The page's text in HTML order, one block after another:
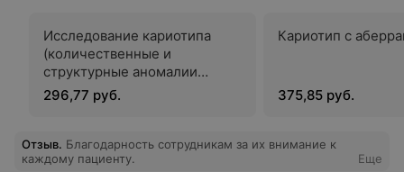
Исследование кариотипа
(количественные и
структурные аномалии
хромосом)
296,77 руб.
Кариотип с
375,85 руб.
Отзыв. Благодарность сотрудникам за их внимание к
каждому пациенту.
Еще